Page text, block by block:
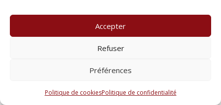
Accepter
Refuser
Préférences
Politique de cookiesPolitique de confidentialité